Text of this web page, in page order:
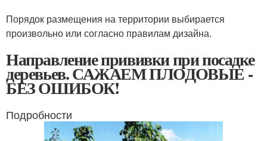
Порядок размещения на территории выбирается
произвольно или согласно правилам дизайна.
Направление прививки при посадке
деревьев. САЖАЕМ ПЛОДОВЫЕ -
БЕЗ ОШИБОК!
Подробности